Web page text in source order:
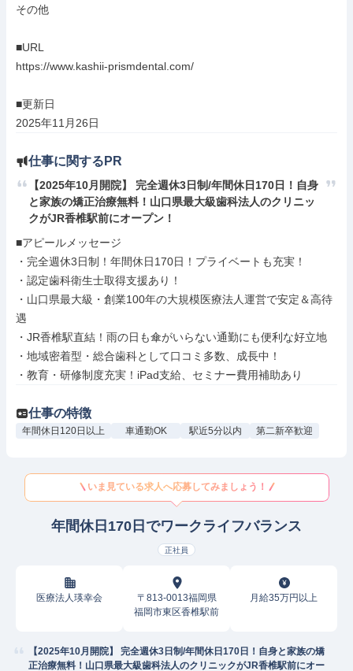
その他
■URL
https://www.kashii-prismdental.com/
■更新日
2025年11月26日
仕事に関するPR
【2025年10月開院】 完全週休3日制/年間休日170日！自身
と家族の矯正治療無料！山口県最大級歯科法人のクリニッ
クがJR香椎駅前にオープン！
■アピールメッセージ
・完全週休3日制！年間休日170日！プライベートも充実！
・認定歯科衛生士取得支援あり！
・山口県最大級・創業100年の大規模医療法人運営で安定＆高待
遇
・JR香椎駅直結！雨の日も傘がいらない通勤にも便利な好立地
・地域密着型・総合歯科として口コミ多数、成長中！
・教育・研修制度充実！iPad支給、セミナー費用補助あり
仕事の特徴
年間休日120日以上 車通勤OK 駅近5分以内 第二新卒歓迎
いま見ている求人へ応募してみましょう！
年間休日170日でワークライフバランス
正社員
医療法人瑛幸会
〒813-0013福岡県
福岡市東区香椎駅前
月給35万円以上
【2025年10月開院】 完全週休3日制/年間休日170日！自身と家族の矯
正治療無料！山口県最大級歯科法人のクリニックがJR香椎駅前にオー